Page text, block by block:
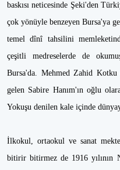
baskısı neticesinde Şeki'den
çok yönüyle benzeyen Bursa'ya
temel dînî tahsilini
çeşitli medreselerde de
Bursa'da. Mehmed Zahid
gelen Sabire Hanım'ın oğlu
Yokuşu denilen kale içinde
İlkokul, ortaokul ve sanat
bitirir bitirmez de 1916 yılının